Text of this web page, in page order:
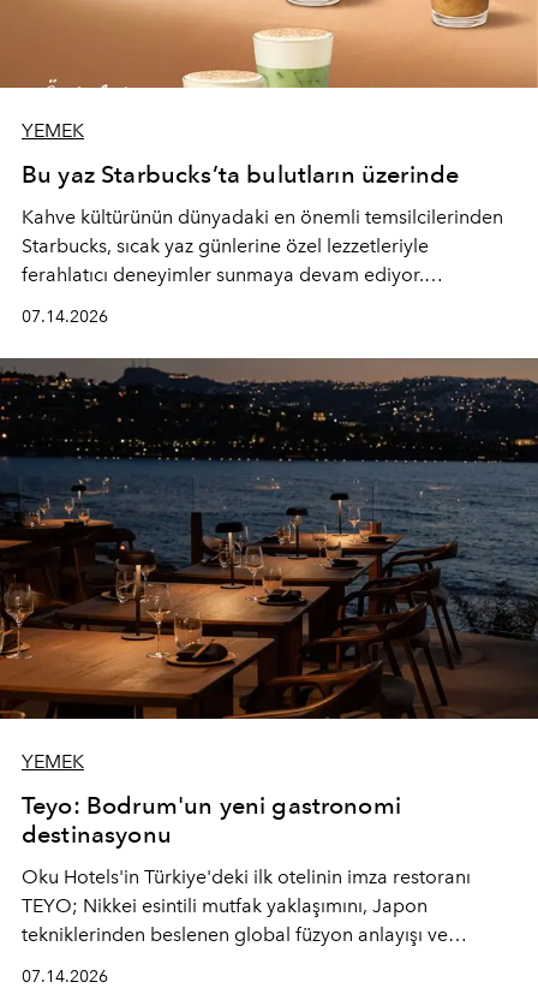
YEMEK
Bu yaz Starbucks’ta bulutların üzerinde
Kahve kültürünün dünyadaki en önemli temsilcilerinden
Starbucks, sıcak yaz günlerine özel lezzetleriyle
ferahlatıcı deneyimler sunmaya devam ediyor.
yepyeni Cloud Frappuccino® Blended Beverage çeşitleri
ve yiyecek alternatifleri yazın keyfine lezzet katıyor.
07.14.2026
YEMEK
Teyo: Bodrum'un yeni gastronomi
destinasyonu
Oku Hotels'in Türkiye'deki ilk otelinin imza restoranı
TEYO; Nikkei esintili mutfak yaklaşımını, Japon
tekniklerinden beslenen global füzyon anlayışı ve
07.14.2026